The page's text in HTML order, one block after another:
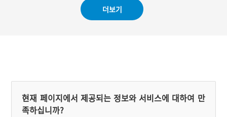
더보기
현재 페이지에서 제공되는 정보와 서비스에 대하여 만
족하십니까?